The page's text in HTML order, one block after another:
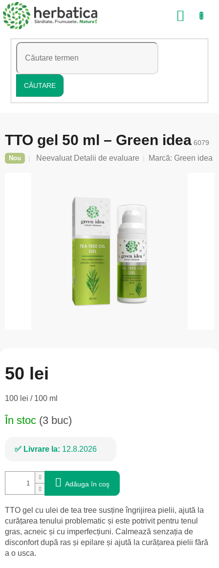
Treci
la
conținut
CĂUTARE
COŞ
TTO gel 50 ml – Green idea 6079
Nou
Evaluarea
Neevaluat Detalii de evaluare Marcă: Green idea
50 lei
Evaluare
100 lei / 100 ml
În stoc (3 buc)
Livrare la: 12.8.2026
Adăuga în coş
TTO gel cu ulei de tea tree susține îngrijirea pielii, ajută la
curățarea tenului problematic și este potrivit pentru tenul
gras, acneic și cu imperfecțiuni. Calmează senzația de
disconfort după ras și epilare și ajută la curățarea pielii fără
a o usca.